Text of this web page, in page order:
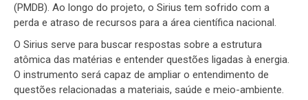
(PMDB). Ao longo do projeto, o Sirius tem sofrido com a
perda e atraso de recursos para a área científica nacional.
O Sirius serve para buscar respostas sobre a estrutura
atômica das matérias e entender questões ligadas à energia.
O instrumento será capaz de ampliar o entendimento de
questões relacionadas a materiais, saúde e meio-ambiente.